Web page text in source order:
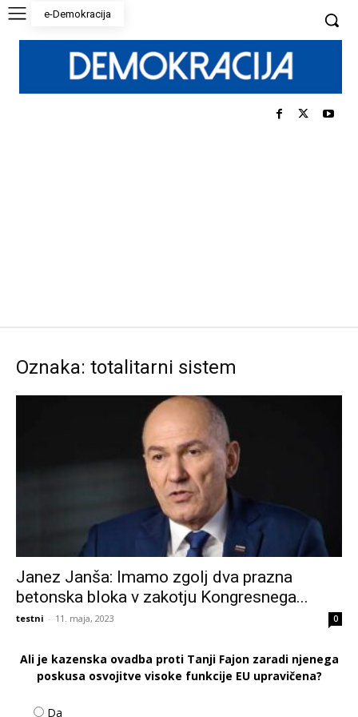
e-Demokracija
Oznaka: totalitarni sistem
Janez Janša: Imamo zgolj dva prazna
betonska bloka v zakotju Kongresnega...
testni - 11. maja, 2023 0
Ali je kazenska ovadba proti Tanji Fajon zaradi njenega
poskusa osvojitve visoke funkcije EU upravičena?
Da